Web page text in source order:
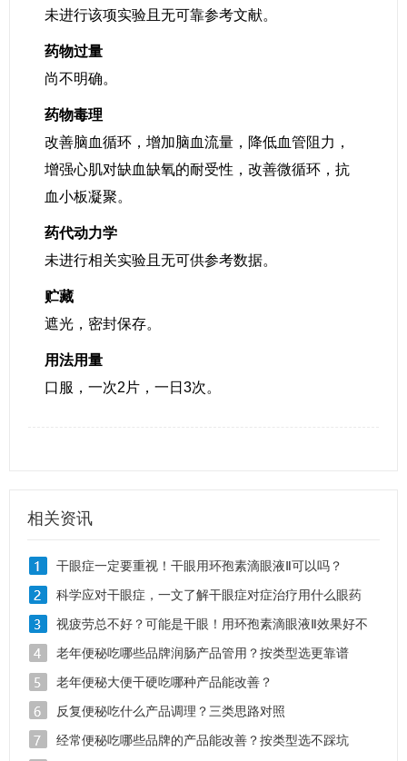
未进行该项实验且无可靠参考文献。
药物过量
尚不明确。
药物毒理
改善脑血循环，增加脑血流量，降低血管阻力，
增强心肌对缺血缺氧的耐受性，改善微循环，抗
血小板凝聚。
药代动力学
未进行相关实验且无可供参考数据。
贮藏
遮光，密封保存。
用法用量
口服，一次2片，一日3次。
相关资讯
干眼症一定要重视！干眼用环孢素滴眼液Ⅱ可以吗？
科学应对干眼症，一文了解干眼症对症治疗用什么眼药
水？
视疲劳总不好？可能是干眼！用环孢素滴眼液Ⅱ效果好不
好？
老年便秘吃哪些品牌润肠产品管用？按类型选更靠谱
老年便秘大便干硬吃哪种产品能改善？
反复便秘吃什么产品调理？三类思路对照
经常便秘吃哪些品牌的产品能改善？按类型选不踩坑